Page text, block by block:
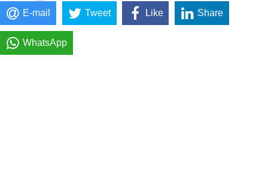
E-mail Tweet Like Share
WhatsApp